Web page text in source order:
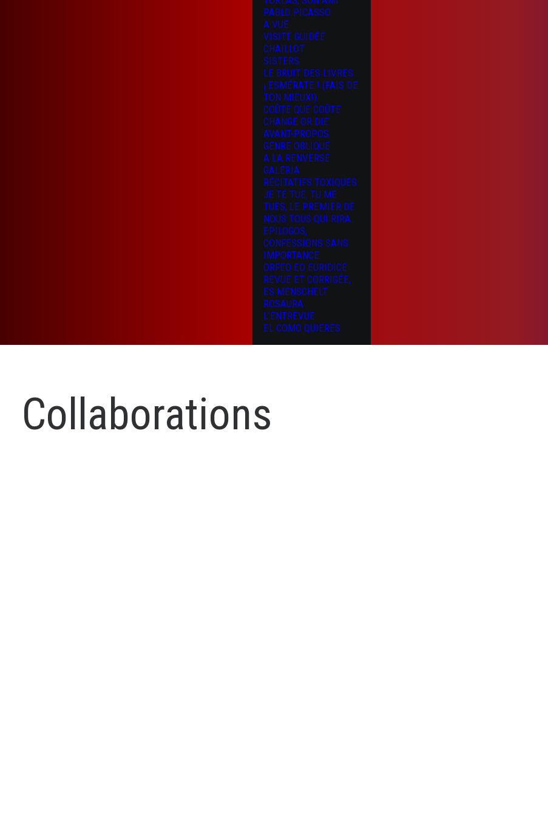
PABLO PICASSO
A VUE
VISITE GUIDÉE
CHAILLOT
SISTERS
LE BRUIT DES LIVRES
¡ ESMÉRATE ! (FAIS DE
TON MIEUX!)
COÛTE QUE COÛTE
CHANGE OR DIE
AVANT-PROPOS
GENRE OBLIQUE
A LA RENVERSE
GALERIA
RÉCITATIFS TOXIQUES
JE TE TUE, TU ME
TUES, LE PREMIER DE
NOUS TOUS QUI RIRA…
EPILOGOS,
CONFESSIONS SANS
IMPORTANCE
ORFEO ED EURIDICE
REVUE ET CORRIGÉE,
ES MENSCHELT
ROSAURA
L’ENTREVUE
EL COMO QUIERES
Collaborations